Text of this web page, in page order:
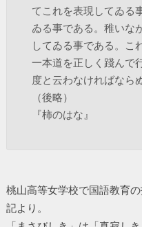
てこれを表現してゐる
ゐる事である。稚いな
してゐる事である。こ
一本道を正しく踐んで
度と云わなければなら
（後略）
『柿のはな』
桃山高等女学校で国語教育
記より。